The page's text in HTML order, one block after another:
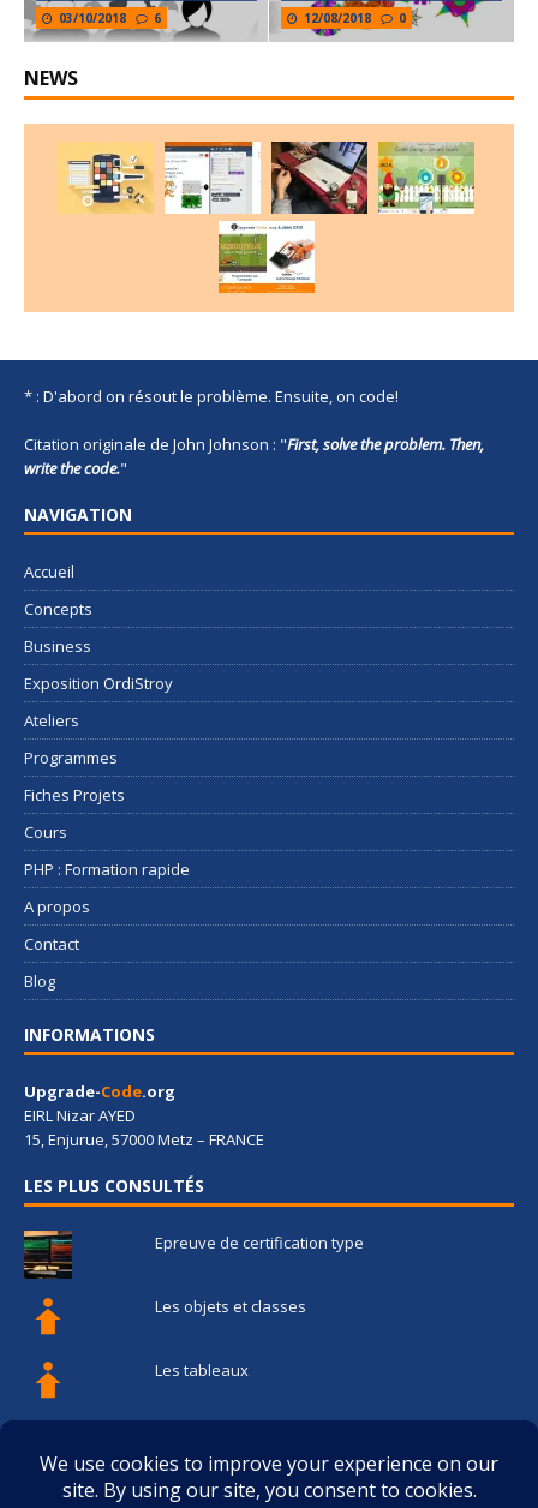
03/10/2018 6 12/08/2018 0
NEWS
* : D'abord on résout le problème. Ensuite, on code!
Citation originale de John Johnson : "First, solve the problem. Then,
write the code."
NAVIGATION
Accueil
Concepts
Business
Exposition OrdiStroy
Ateliers
Programmes
Fiches Projets
Cours
PHP : Formation rapide
A propos
Contact
Blog
INFORMATIONS
Upgrade-Code.org
EIRL Nizar AYED
15, Enjurue, 57000 Metz – FRANCE
LES PLUS CONSULTÉS
Epreuve de certification type
Les objets et classes
Les tableaux
Les structures de contrôle de flux